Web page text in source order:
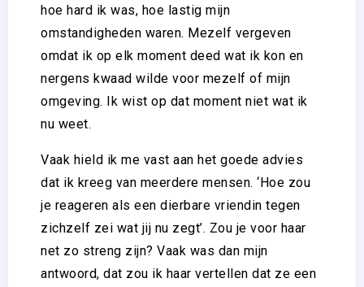
hoe hard ik was, hoe lastig mijn
omstandigheden waren. Mezelf vergeven
omdat ik op elk moment deed wat ik kon en
nergens kwaad wilde voor mezelf of mijn
omgeving. Ik wist op dat moment niet wat ik
nu weet.
Vaak hield ik me vast aan het goede advies
dat ik kreeg van meerdere mensen. ‘Hoe zou
je reageren als een dierbare vriendin tegen
zichzelf zei wat jij nu zegt’. Zou je voor haar
net zo streng zijn? Vaak was dan mijn
antwoord, dat zou ik haar vertellen dat ze een